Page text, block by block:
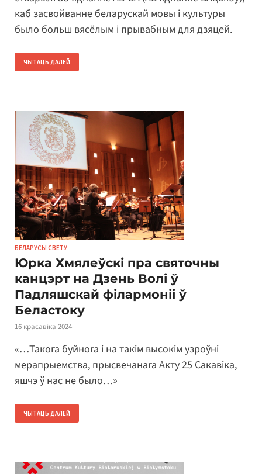
каб засвойванне беларускай мовы і культуры
было больш вясёлым і прывабным для дзяцей.
ЧЫТАЦЬ ДАЛЕЙ
БЕЛАРУСЫ СВЕТУ
Юрка Хмялеўскі пра святочны
канцэрт на Дзень Волі ў
Падляшскай філармоніі ў
Беластоку
16 красавіка 2024
«…Такога буйнога і на такім высокім узроўні
мерапрыемства, прысвечанага Акту 25 Сакавіка,
яшчэ ў нас не было…»
ЧЫТАЦЬ ДАЛЕЙ